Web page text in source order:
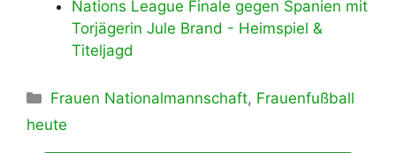
Nations League Finale gegen Spanien mit
Torjägerin Jule Brand - Heimspiel &
Titeljagd
Kategorien
Frauen Nationalmannschaft, Frauenfußball
heute